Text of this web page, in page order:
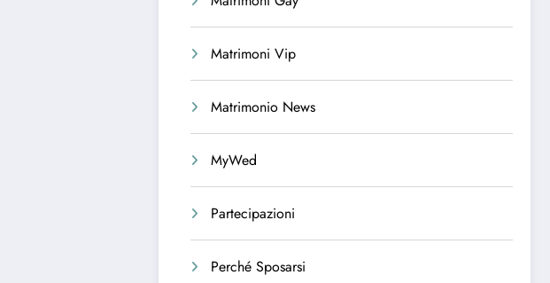
Matrimoni Vip
Matrimonio News
MyWed
Partecipazioni
Perché Sposarsi